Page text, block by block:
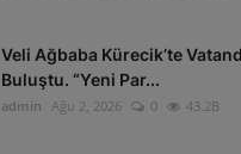
Veli Ağbaba Kürecik’te
Buluştu. “Yeni Par...
admin Ağu 2, 2026 0 43.2B